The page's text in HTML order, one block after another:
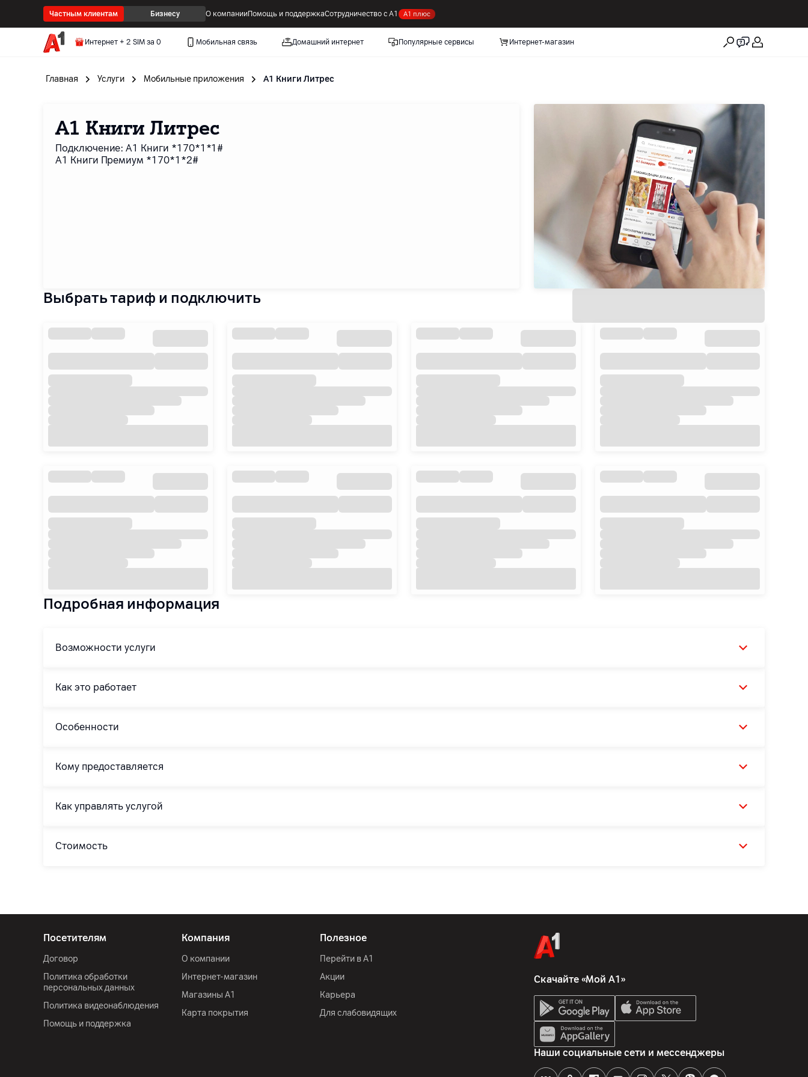
Частным клиентам Бизнесу О компанииПомощь и поддержкаСотрудничество с А1 А1 плюс
Интернет + 2 SIM за 0 Мобильная связь Домашний интернет Популярные сервисы Интернет-магазин
Главная Услуги Мобильные приложения A1 Книги Литрес
A1 Книги Литрес
Подключение: А1 Книги *170*1*1#
А1 Книги Премиум *170*1*2#
Выбрать тариф и подключить
Подробная информация
Возможности услуги
Как это работает
Особенности
Кому предоставляется
Как управлять услугой
Стоимость
Посетителям
Договор
Политика обработки
персональных данных
Политика видеонаблюдения
Помощь и поддержка
Компания
О компании
Интернет-магазин
Магазины А1
Карта покрытия
Полезное
Перейти в А1
Акции
Карьера
Для слабовидящих
Скачайте «Мой А1»
Наши социальные сети и мессенджеры